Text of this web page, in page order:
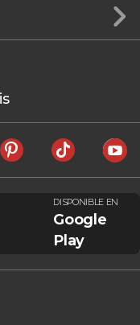
DISPONIBLE EN
Google
Play